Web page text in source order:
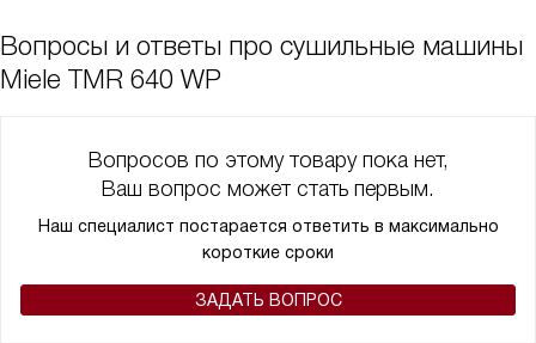
Вопросы и ответы про сушильные машины
Miele TMR 640 WP
Вопросов по этому товару пока нет,
Ваш вопрос может стать первым.
Наш специалист постарается ответить в максимально
короткие сроки
ЗАДАТЬ ВОПРОС